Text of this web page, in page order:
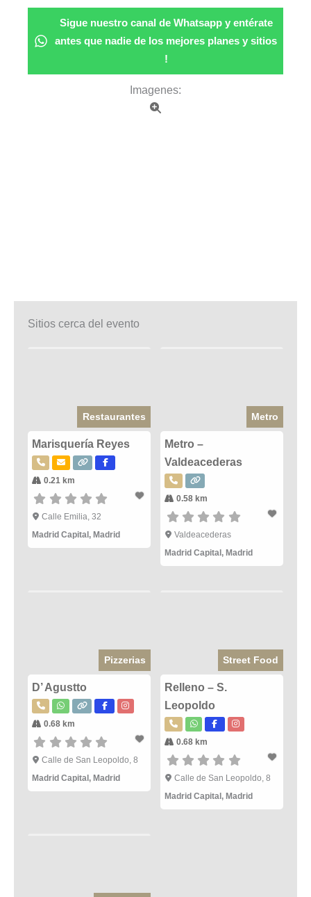
Sigue nuestro canal de Whatsapp y entérate
antes que nadie de los mejores planes y sitios
!
Imagenes:
Sitios cerca del evento
Restaurantes
Marisquería Reyes
0.21 km
Calle Emilia, 32
Madrid Capital , Madrid
Metro
Metro –
Valdeacederas
0.58 km
Valdeacederas
Madrid Capital , Madrid
Pizzerias
D’ Agustto
0.68 km
Calle de San Leopoldo, 8
Madrid Capital , Madrid
Street Food
Relleno – S.
Leopoldo
0.68 km
Calle de San Leopoldo, 8
Madrid Capital , Madrid